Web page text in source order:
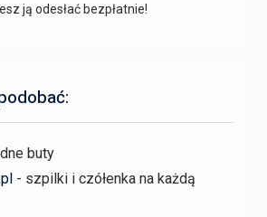
ją odesłać bezpłatnie!
buty
- szpilki i czółenka na każdą